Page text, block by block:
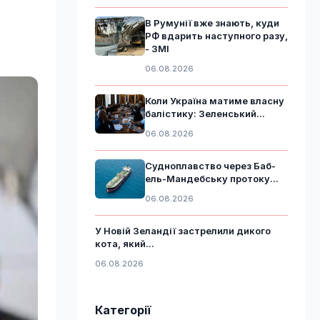
В Румунії вже знають, куди
РФ вдарить наступного разу,
- ЗМІ
06.08.2026
Коли Україна матиме власну
балістику: Зеленський...
06.08.2026
Судноплавство через Баб-
ель-Мандебську протоку...
06.08.2026
У Новій Зеландії застрелили дикого
кота, який...
06.08.2026
Категорії